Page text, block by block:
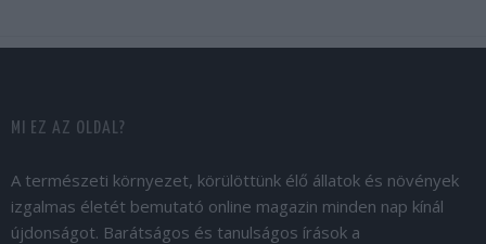
MI EZ AZ OLDAL?
A természeti környezet, körülöttünk élő állatok és növények
izgalmas életét bemutató online magazin minden nap kínál
újdonságot. Barátságos és tanulságos írások a